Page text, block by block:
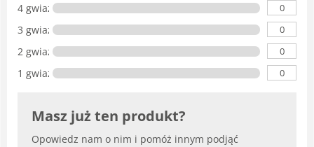
4 gwiazdki 0
3 gwiazdki 0
2 gwiazdki 0
1 gwiazdka 0
Masz już ten produkt?
Opowiedz nam o nim i pomóż innym podjąć